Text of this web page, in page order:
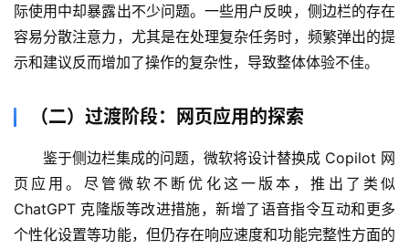
际使用中却暴露出不少问题。一些用户反映，侧边栏的存在
容易分散注意力，尤其是在处理复杂任务时，频繁弹出的提
示和建议反而增加了操作的复杂性，导致整体体验不佳。
（二）过渡阶段：网页应用的探索
鉴于侧边栏集成的问题，微软将设计替换成 Copilot 网
页应用。尽管微软不断优化这一版本，推出了类似
ChatGPT 克隆版等改进措施，新增了语音指令互动和更多
个性化设置等功能，但仍存在响应速度和功能完整性方面的